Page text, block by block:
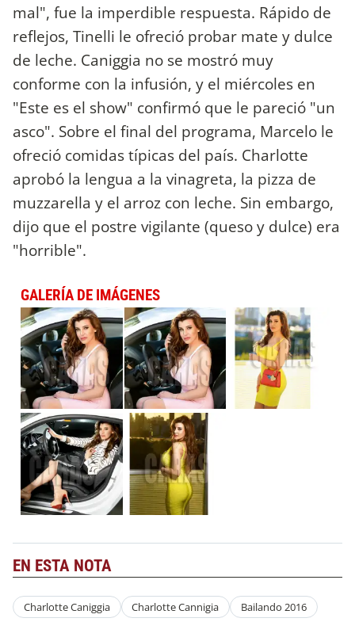
mal", fue la imperdible respuesta. Rápido de
reflejos, Tinelli le ofreció probar mate y dulce
de leche. Caniggia no se mostró muy
conforme con la infusión, y el miércoles en
"Este es el show" confirmó que le pareció "un
asco". Sobre el final del programa, Marcelo le
ofreció comidas típicas del país. Charlotte
aprobó la lengua a la vinagreta, la pizza de
muzzarella y el arroz con leche. Sin embargo,
dijo que el postre vigilante (queso y dulce) era
"horrible".
GALERÍA DE IMÁGENES
EN ESTA NOTA
Charlotte Caniggia Charlotte Cannigia Bailando 2016